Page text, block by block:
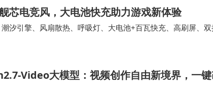
芯电竞风，大电池快充助力游戏新体验
汐引擎、风扇散热、呼吸灯、大电池+百瓦快充、高刷屏、双
芯片，同样采用3nm工艺制程，CPU架构为1+3…
Video大模型：视频创作自由新境界，一